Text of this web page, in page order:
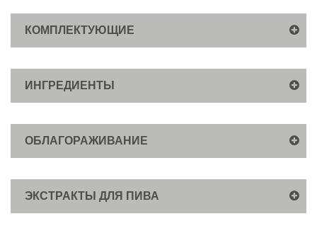
КОМПЛЕКТУЮЩИЕ
ИНГРЕДИЕНТЫ
ОБЛАГОРАЖИВАНИЕ
ЭКСТРАКТЫ ДЛЯ ПИВА